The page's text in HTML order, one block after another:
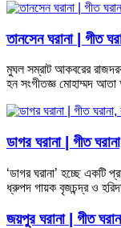
তানসেন ঘরানা | গীত
মুঘল সম্রাট আকবরের
হন সংগীতজ্ঞ মোহাম্মদ
ডাগর ঘরানা | গীত
‘ডাগর ঘরানা’ হচ্ছে একটি
ধ্রুপদ গায়ক বৃজচন্দ্র ও
জয়পুর ঘরানা | গীত